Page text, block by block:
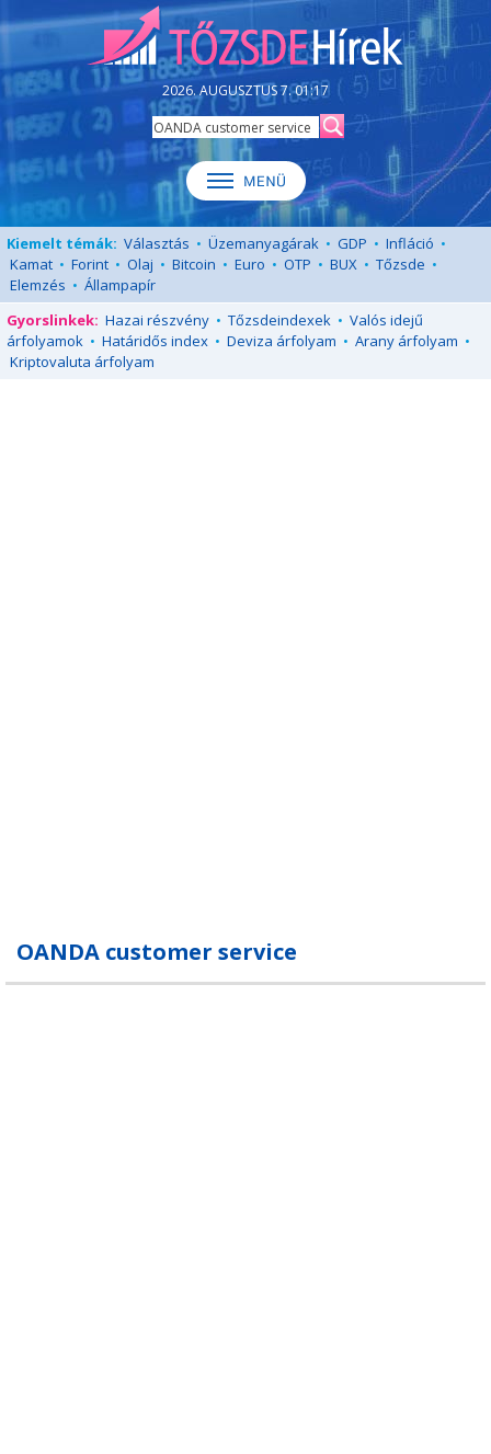
2026. AUGUSZTUS 7. 01:17
Kiemelt témák: Választás • Üzemanyagárak • GDP • Infláció •
Kamat • Forint • Olaj • Bitcoin • Euro • OTP • BUX • Tőzsde •
Elemzés • Állampapír
Gyorslinkek: Hazai részvény • Tőzsdeindexek • Valós idejű
árfolyamok • Határidős index • Deviza árfolyam • Arany árfolyam •
Kriptovaluta árfolyam
OANDA customer service